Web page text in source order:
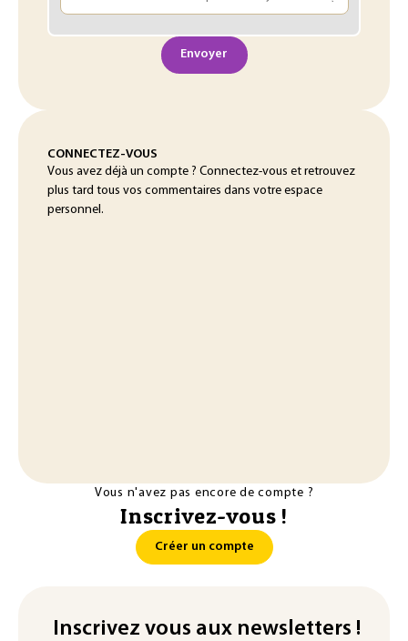
Envoyer
CONNECTEZ-VOUS
Vous avez déjà un compte ? Connectez-vous et retrouvez
plus tard tous vos commentaires dans votre espace
personnel.
Vous n'avez pas encore de compte ?
Inscrivez-vous !
Créer un compte
Inscrivez vous aux newsletters !